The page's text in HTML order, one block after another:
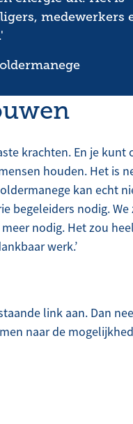
medewerkers
krachten. En je kunt
houden. Het is
kan echt
begeleiders nodig.
nodig. Het zou
werk.’
link aan. Dan
naar de